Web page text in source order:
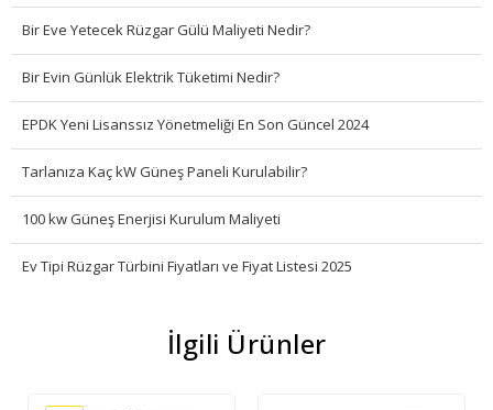
Bir Eve Yetecek Rüzgar Gülü Maliyeti Nedir?
Bir Evin Günlük Elektrik Tüketimi Nedir?
EPDK Yeni Lisanssız Yönetmeliği En Son Güncel 2024
Tarlanıza Kaç kW Güneş Paneli Kurulabilir?
100 kw Güneş Enerjisi Kurulum Maliyeti
Ev Tipi Rüzgar Türbini Fiyatları ve Fiyat Listesi 2025
İlgili Ürünler